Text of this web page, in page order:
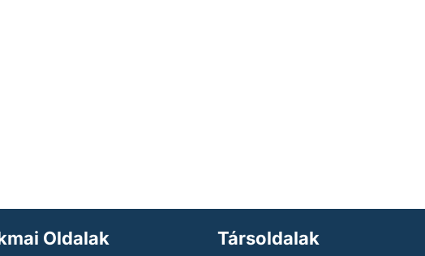
Oldalak Társoldalak